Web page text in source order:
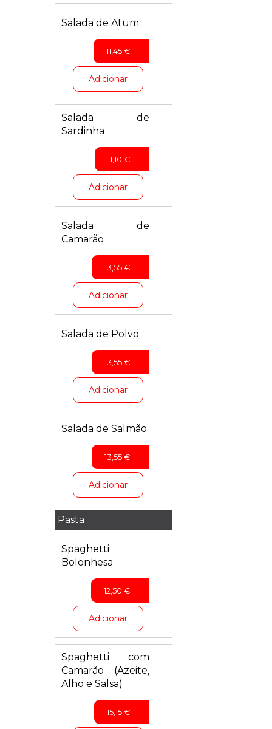
Salada de Atum
11,45€
Adicionar
Salada de
Sardinha
11,10 €
Adicionar
Salada de
Camarão
13,55€
Adicionar
Salada de Polvo
13,55€
Adicionar
Salada de Salmão
13,55€
Adicionar
Pasta
Spaghetti
Bolonhesa
12,50 €
Adicionar
Spaghetti com
Camarão (Azeite,
Alho e Salsa)
15,15€